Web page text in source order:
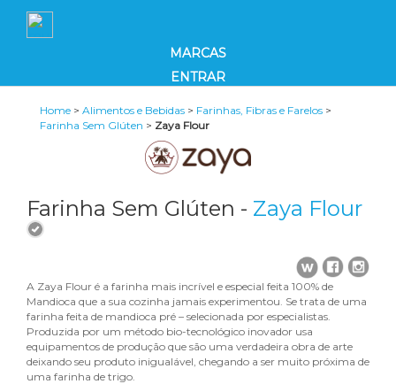
MARCAS
ENTRAR
Home > Alimentos e Bebidas > Farinhas, Fibras e Farelos >
Farinha Sem Glúten > Zaya Flour
Farinha Sem Glúten - Zaya Flour
A Zaya Flour é a farinha mais incrível e especial feita 100% de
Mandioca que a sua cozinha jamais experimentou. Se trata de uma
farinha feita de mandioca pré – selecionada por especialistas.
Produzida por um método bio-tecnológico inovador usa
equipamentos de produção que são uma verdadeira obra de arte
deixando seu produto inigualável, chegando a ser muito próxima de
uma farinha de trigo.